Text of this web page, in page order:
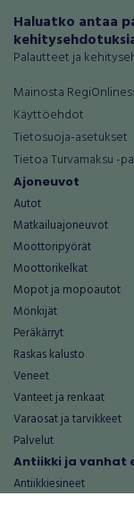
Haluatko antaa
Palautteet ja
Mainosta
Käyttöehdot
Tietosuoja-asetukset
Tietoa Turvamaksu -
Ajoneuvot
Autot
Matkailuajoneuvot
Moottoripyörät
Moottorikelkat
Mopot ja mopoautot
Mönkijät
Peräkärryt
Raskas kalusto
Veneet
Vanteet ja renkaat
Varaosat ja tarvikkeet
Palvelut
Antiikki ja vanhat
Antiikkiesineet